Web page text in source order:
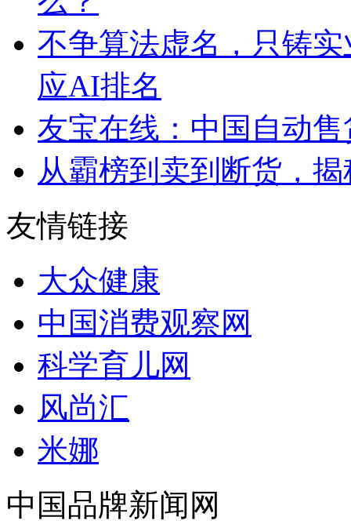
不争算法虚名，只铸
应AI排名
友宝在线：中国自动
从霸榜到卖到断货，
友情链接
大众健康
中国消费观察网
科学育儿网
风尚汇
米娜
中国品牌新闻网